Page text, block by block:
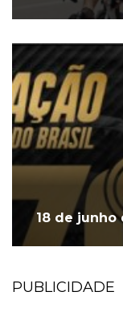
18 de junho
PUBLICIDADE